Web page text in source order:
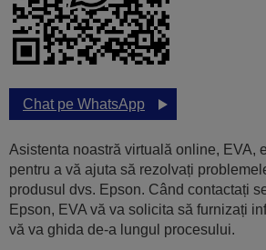
Chat pe WhatsApp
Asistenta noastră virtuală online, EVA,
pentru a vă ajuta să rezolvați
produsul dvs. Epson. Când contactați
Epson, EVA vă va solicita să furnizați
vă va ghida de-a lungul procesului.